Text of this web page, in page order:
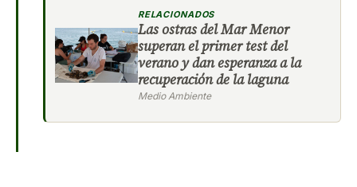
RELACIONADOS
Las ostras del Mar Menor
superan el primer test del
verano y dan esperanza a la
recuperación de la laguna
Medio Ambiente